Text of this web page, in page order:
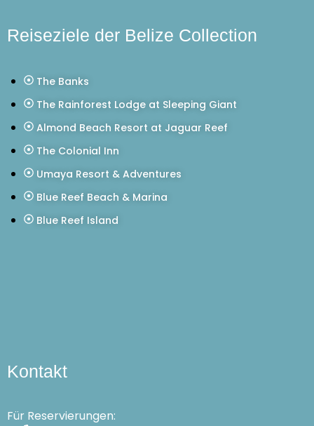
Reiseziele der Belize Collection
The Banks
The Rainforest Lodge at Sleeping Giant
Almond Beach Resort at Jaguar Reef
The Colonial Inn
Umaya Resort & Adventures
Blue Reef Beach & Marina
Blue Reef Island
Kontakt
Für Reservierungen: